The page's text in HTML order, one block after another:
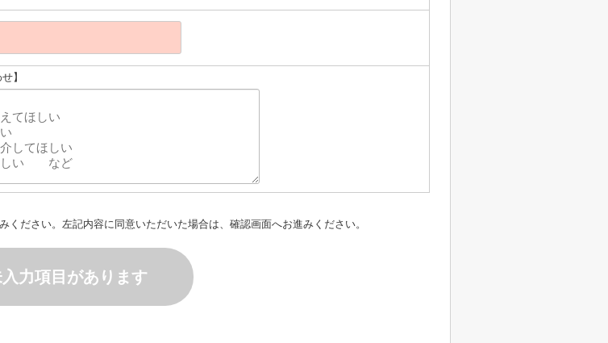
】
ください。左記内容に同意いただいた場合は、確認画面へお進みください。
入力項目があります